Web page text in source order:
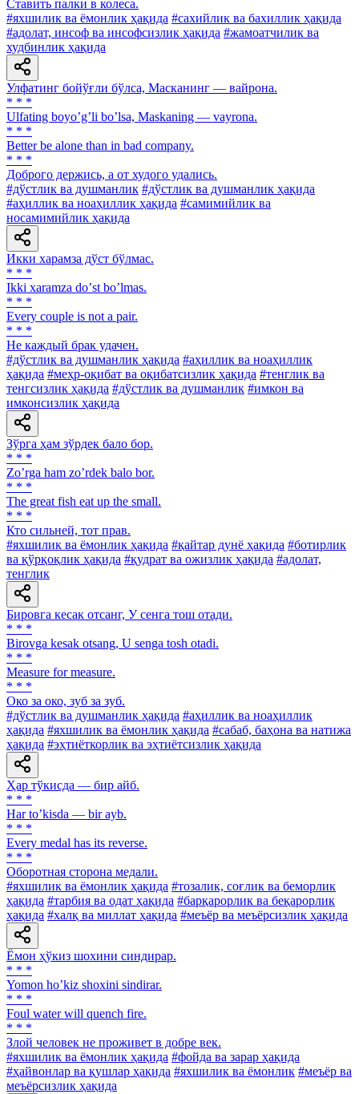
Ставить палки в колеса.
#яхшилик ва ёмонлик ҳақида #сахийлик ва бахиллик ҳақида
#адолат, инсоф ва инсофсизлик ҳақида #жамоатчилик ва
худбинлик ҳақида
Улфатинг бойўғли бўлса, Масканинг — вайрона.
* * *
Ulfating boyoʼgʼli boʼlsa, Maskaning — vayrona.
* * *
Better be alone than in bad company.
* * *
Доброго держись, а от худого удались.
#дўстлик ва душманлик #дўстлик ва душманлик ҳақида
#аҳиллик ва ноаҳиллик ҳақида #самимийлик ва
носамимийлик ҳақида
Икки харамза дўст бўлмас.
* * *
Ikki xaramza doʼst boʼlmas.
* * *
Every couple is not a pair.
* * *
He каждый брак удачен.
#дўстлик ва душманлик ҳақида #аҳиллик ва ноаҳиллик
ҳақида #меҳр-оқибат ва оқибатсизлик ҳақида #тенглик ва
тенгсизлик ҳақида #дўстлик ва душманлик #имкон ва
имконсизлик ҳақида
Зўрга ҳам зўрдек бало бор.
* * *
Zoʼrga ham zoʼrdek balo bor.
* * *
The great fish eat up the small.
* * *
Кто сильней, тот прав.
#яхшилик ва ёмонлик ҳақида #қайтар дунё ҳақида #ботирлик
ва қўрқоқлик ҳақида #қудрат ва ожизлик ҳақида #адолат,
тенглик
Бировга кесак отсанг, У сенга тош отади.
* * *
Birovga kesak otsang, U senga tosh otadi.
* * *
Measure for measure.
* * *
Око за око, зуб за зуб.
#дўстлик ва душманлик ҳақида #аҳиллик ва ноаҳиллик
ҳақида #яхшилик ва ёмонлик ҳақида #сабаб, баҳона ва натижа
ҳақида #эҳтиёткорлик ва эҳтиётсизлик ҳақида
Ҳар тўкисда — бир айб.
* * *
Har toʼkisda — bir ayb.
* * *
Every medal has its reverse.
* * *
Оборотная сторона медали.
#яхшилик ва ёмонлик ҳақида #тозалик, соғлик ва беморлик
ҳақида #тарбия ва одат ҳақида #барқарорлик ва беқарорлик
ҳақида #халқ ва миллат ҳақида #меъёр ва меъёрсизлик ҳақида
Ёмон ҳўкиз шохини синдирар.
* * *
Yomon hoʼkiz shoxini sindirar.
* * *
Foul water will quench fire.
* * *
Злой человек не проживет в добре век.
#яхшилик ва ёмонлик ҳақида #фойда ва зарар ҳақида
#ҳайвонлар ва қушлар ҳақида #яхшилик ва ёмонлик #меъёр ва
меъёрсизлик ҳақида